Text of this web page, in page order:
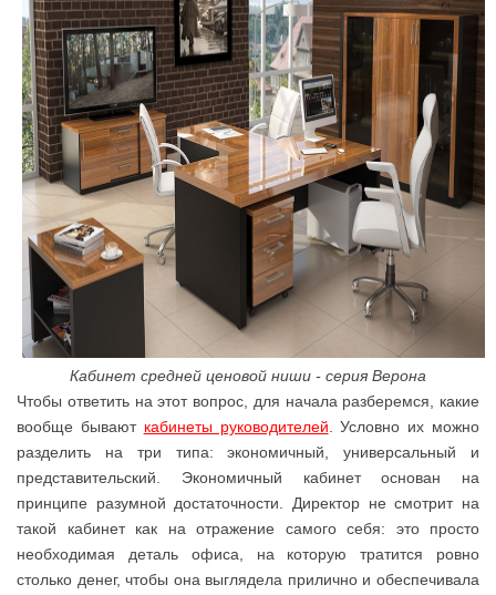
Кабинет средней ценовой ниши - серия Верона
Чтобы ответить на этот вопрос, для начала разберемся, какие
вообще бывают кабинеты руководителей . Условно их можно
разделить на три типа: экономичный, универсальный и
представительский. Экономичный кабинет основан на
принципе разумной достаточности. Директор не смотрит на
такой кабинет как на отражение самого себя: это просто
необходимая деталь офиса, на которую тратится ровно
столько денег, чтобы она выглядела прилично и обеспечивала